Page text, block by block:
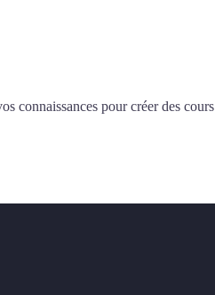
connaissances pour créer des cours